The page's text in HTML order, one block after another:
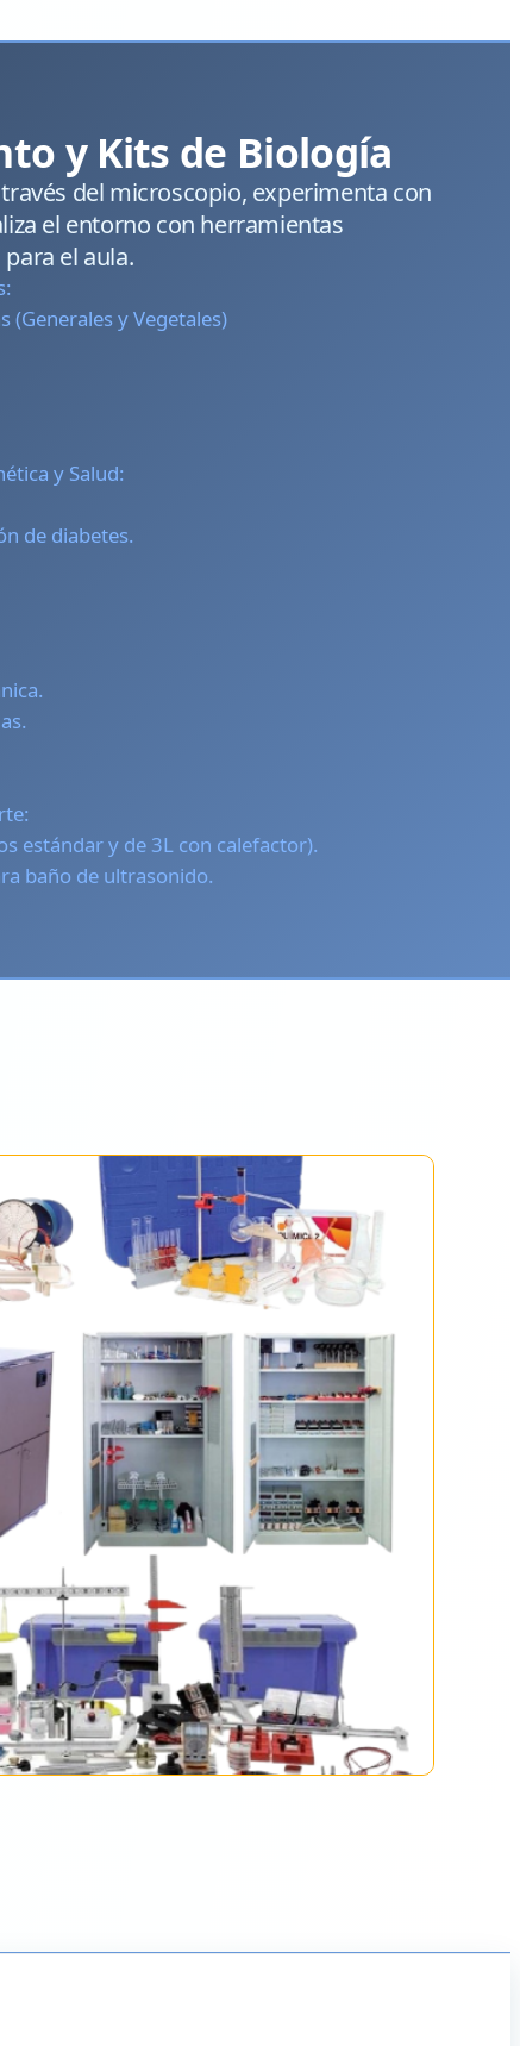
y Kits de Biología
del microscopio, experimenta con
el entorno con herramientas
el aula.
(Generales y Vegetales)
y Salud:
de diabetes.
estándar y de 3L con calefactor).
baño de ultrasonido.